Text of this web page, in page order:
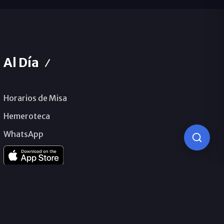
Al Día
Horarios de Misa
Hemeroteca
WhatsApp